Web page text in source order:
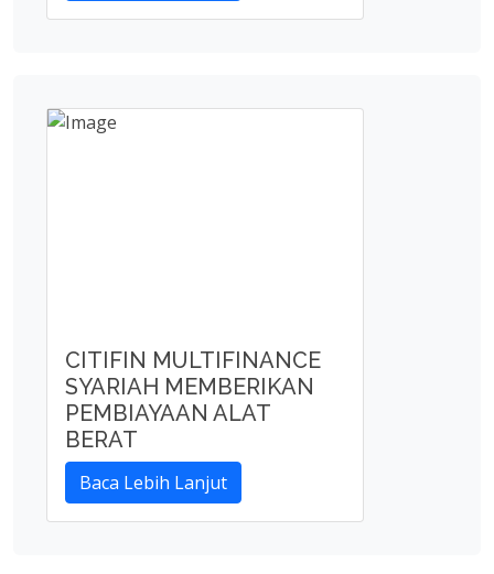
CITIFIN MULTIFINANCE
SYARIAH MEMBERIKAN
PEMBIAYAAN ALAT
BERAT
Baca Lebih Lanjut